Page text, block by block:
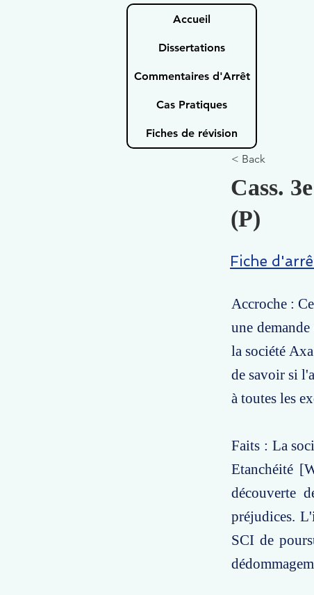
Accueil
Dissertations
Commentaires d'Arrêt
Cas Pratiques
Fiches de révision
< Back
Cass.
(P)
Fiche
Accroche :
une
la société
de savoir si
à toutes les
Faits : La
Etanchéité
découverte
préjudices.
SCI de